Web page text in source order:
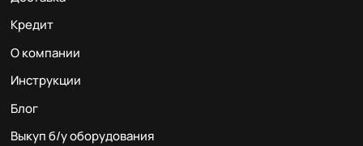
Кредит
О компании
Инструкции
Блог
Выкуп б/у оборудования